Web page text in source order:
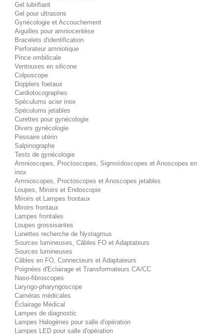
Gel lubrifiant
Gel pour ultrasons
Gynécologie et Accouchement
Aiguilles pour amniocentèse
Bracelets d'identification
Perforateur amniotique
Pince ombilicale
Ventouses en silicone
Colposcope
Dopplers foetaux
Cardiotocographes
Spéculums acier inox
Spéculums jetables
Curettes pour gynécologie
Divers gynécologie
Pessaire utérin
Salpinographe
Tests de gynécologie
Amnioscopes, Proctoscopes, Sigmoïdoscopes et Anoscopes en
inox
Amnioscopes, Proctoscopes et Anoscopes jetables
Loupes, Miroirs et Endoscopie
Miroirs et Lampes frontaux
Miroirs frontaux
Lampes frontales
Loupes grossisantes
Lunettes recherche de Nystagmus
Sources lumineuses, Câbles FO et Adaptateurs
Sources lumineuses
Câbles en FO, Connecteurs et Adaptateurs
Poignées d'Eclairage et Transformateurs CA/CC
Naso-fibroscopes
Laryngo-pharyngoscope
Caméras médicales
Éclairage Médical
Lampes de diagnostic
Lampes Halogènes pour salle d'opération
Lampes LED pour salle d'opération